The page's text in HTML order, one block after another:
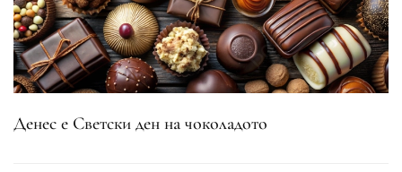
Денес е Светски ден на чоколадото